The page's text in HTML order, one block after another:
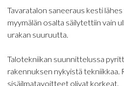
Tavaratalon saneeraus kesti
myymälän osalta säilytettiin vain
urakan suuruutta.
Talotekniikan suunnittelussa
rakennuksen nykyistä tekniikkaa.
sisäilmatavoitteet olivat korkeat.